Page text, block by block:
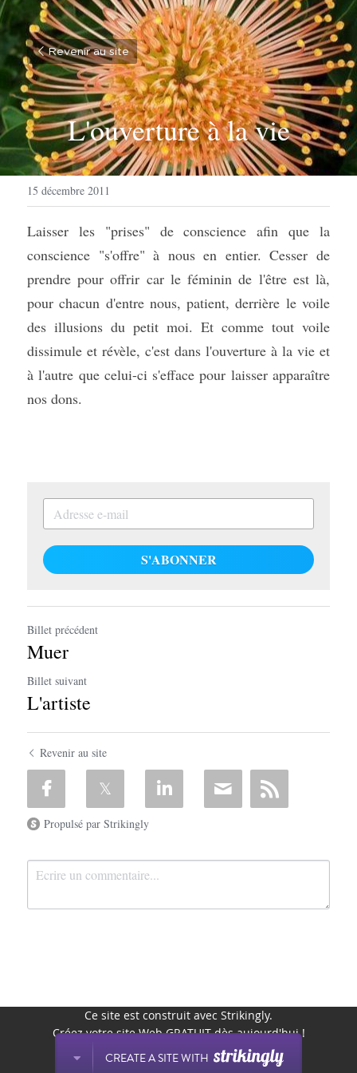
Revenir au site
L'ouverture à la vie
15 décembre 2011
Laisser les "prises" de conscience afin que la
conscience "s'offre" à nous en entier. Cesser de
prendre pour offrir car le féminin de l'être est là,
pour chacun d'entre nous, patient, derrière le voile
des illusions du petit moi. Et comme tout voile
dissimule et révèle, c'est dans l'ouverture à la vie et
à l'autre que celui-ci s'efface pour laisser apparaître
nos dons.
S'ABONNER
Billet précédent
Muer
Billet suivant
L'artiste
Revenir au site
Propulsé par Strikingly
Soumettre Annuler
CREATE A SITE WITH
Ce site est construit avec Strikingly.
Créez votre site Web GRATUIT dès aujourd'hui !
DÉMARREZ DE SUITE